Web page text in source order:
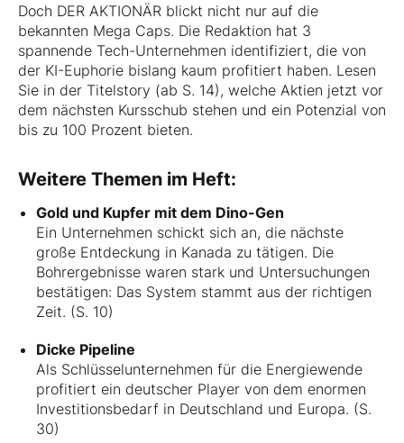
Doch DER AKTIONÄR blickt nicht nur auf die
bekannten Mega Caps. Die Redaktion hat 3
spannende Tech-Unternehmen identifiziert, die von
der KI-Euphorie bislang kaum profitiert haben. Lesen
Sie in der Titelstory (ab S. 14), welche Aktien jetzt vor
dem nächsten Kursschub stehen und ein Potenzial von
bis zu 100 Prozent bieten.
Weitere Themen im Heft:
Gold und Kupfer mit dem Dino-Gen
Ein Unternehmen schickt sich an, die nächste
große Entdeckung in Kanada zu tätigen. Die
Bohrergebnisse waren stark und Untersuchungen
bestätigen: Das System stammt aus der richtigen
Zeit. (S. 10)
Dicke Pipeline
Als Schlüsselunternehmen für die Energiewende
profitiert ein deutscher Player von dem enormen
Investitionsbedarf in Deutschland und Europa. (S.
30)